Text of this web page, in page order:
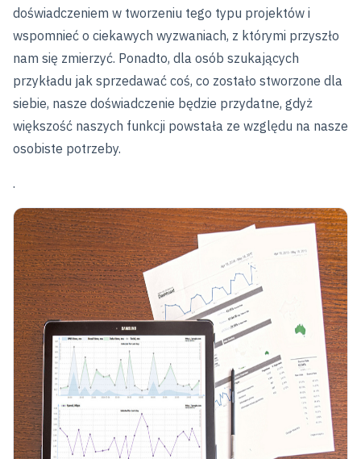
doświadczeniem w tworzeniu tego typu projektów i
wspomnieć o ciekawych wyzwaniach, z którymi przyszło
nam się zmierzyć. Ponadto, dla osób szukających
przykładu jak sprzedawać coś, co zostało stworzone dla
siebie, nasze doświadczenie będzie przydatne, gdyż
większość naszych funkcji powstała ze względu na nasze
osobiste potrzeby.
.